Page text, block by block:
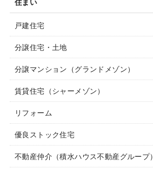
戸建住宅
分譲住宅・土地
分譲マンション（グランドメゾン）
賃貸住宅（シャーメゾン）
リフォーム
優良ストック住宅
不動産仲介（積水ハウス不動産グループ）